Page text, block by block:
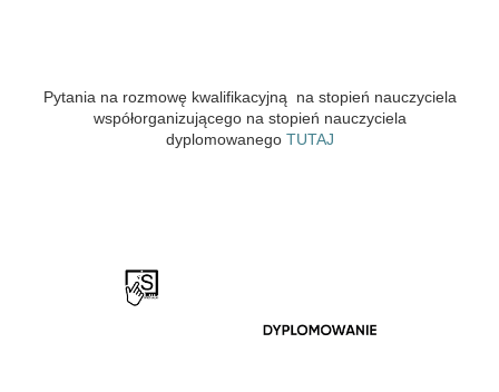
Pytania na rozmowę kwalifikacyjną na stopień nauczyciela
współorganizującego na stopień nauczyciela
dyplomowanego TUTAJ